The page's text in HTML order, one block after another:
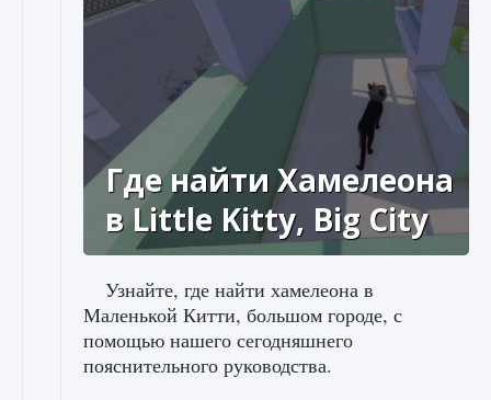
Где найти Хамелеона
в Little Kitty, Big City
Узнайте, где найти хамелеона в
Маленькой Китти, большом городе, с
помощью нашего сегодняшнего
пояснительного руководства.